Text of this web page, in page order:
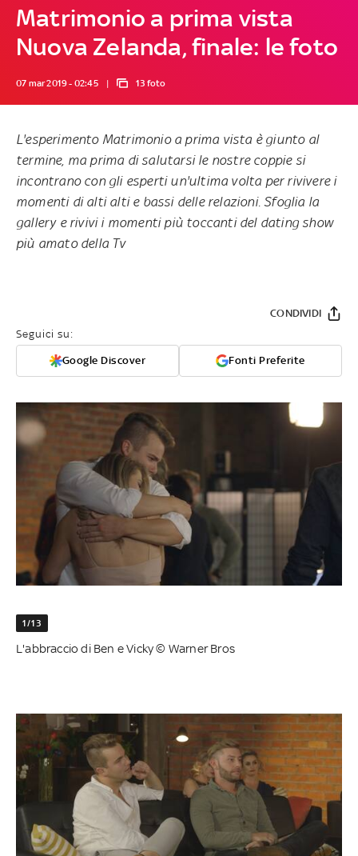
Matrimonio a prima vista
Nuova Zelanda, finale: le foto
07 mar 2019 - 02:45 13 foto
L'esperimento Matrimonio a prima vista è giunto al
termine, ma prima di salutarsi le nostre coppie si
incontrano con gli esperti un'ultima volta per rivivere i
momenti di alti alti e bassi delle relazioni.Sfoglia la
gallery e rivivi i momenti più toccanti del dating show
più amato della Tv
Seguici su:
Google Discover Fonti Preferite
CONDIVIDI
1/13
L'abbraccio di Ben e Vicky © Warner Bros